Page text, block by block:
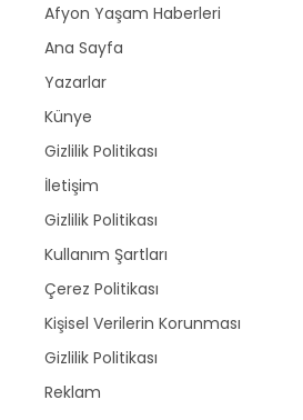
Afyon Yaşam Haberleri
Ana Sayfa
Yazarlar
Künye
Gizlilik Politikası
İletişim
Gizlilik Politikası
Kullanım Şartları
Çerez Politikası
Kişisel Verilerin Korunması
Gizlilik Politikası
Reklam